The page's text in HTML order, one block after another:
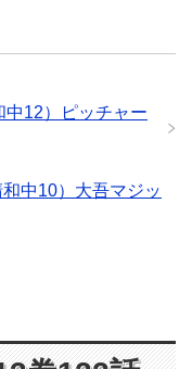
中12）ピッチャー
中10）大吾マジッ